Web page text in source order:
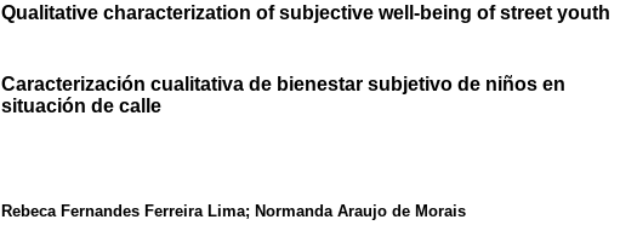
Qualitative characterization of subjective well-being of street youth
Caracterización cualitativa de bienestar subjetivo de niños en
situación de calle
Rebeca Fernandes Ferreira Lima; Normanda Araujo de Morais